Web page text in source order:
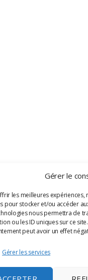
Gérer le
les meilleures
pour stocker et/ou accéder
nous permettra de
ou les ID uniques sur ce
peut avoir un effet
Gérer les services